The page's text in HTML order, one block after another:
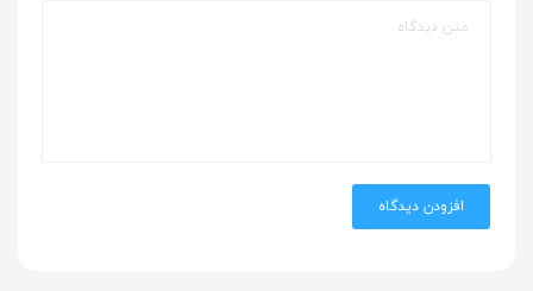
افزودن دیدگاه